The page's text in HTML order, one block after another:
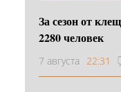
За сезон от
2280 человек
7 августа 22:31